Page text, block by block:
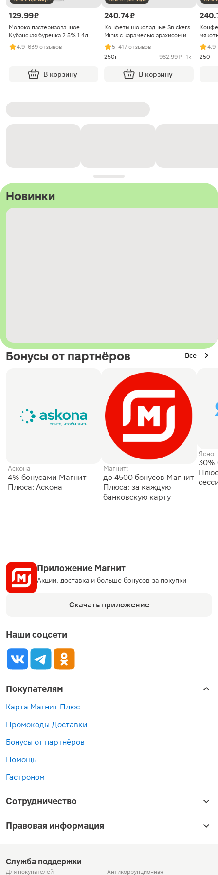
129.99 ₽
Молоко пастеризованное
Кубанская буренка 2.5% 1.4л
4.9· 639 отзывов
В корзину
240.74 ₽
Конфеты шоколадные Snickers
Minis с карамелью арахисом и
нугой
5· 417 отзывов
250г
962.99 ₽ · 1кг
В корзину
4.9
250г
Новинки
Бонусы от партнёров Все
Аскона
4% бонусами Магнит
Плюса: Аскона
Магнит:
до 4500 бонусов Магнит
Плюса: за каждую
банковскую карту
Ясно
30%
Приложение Магнит
Акции, доставка и больше бонусов за покупки
Скачать приложение
Наши соцсети
Покупателям
Карта Магнит Плюс
Промокоды Доставки
Бонусы от партнёров
Помощь
Гастроном
Сотрудничество
Правовая информация
Служба поддержки
Для покупателей Антикоррупционная